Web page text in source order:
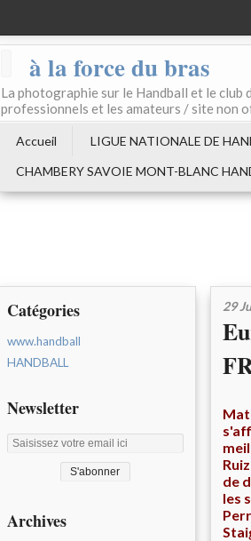
à la force du bras
La photographie sur le Handball et le club
professionnels et les amateurs / site non
Accueil LIGUE NATIONALE DE
CHAMBERY SAVOIE MONT-BLANC
Catégories
www.handball
HANDBALL
Newsletter
Archives
29
de
les